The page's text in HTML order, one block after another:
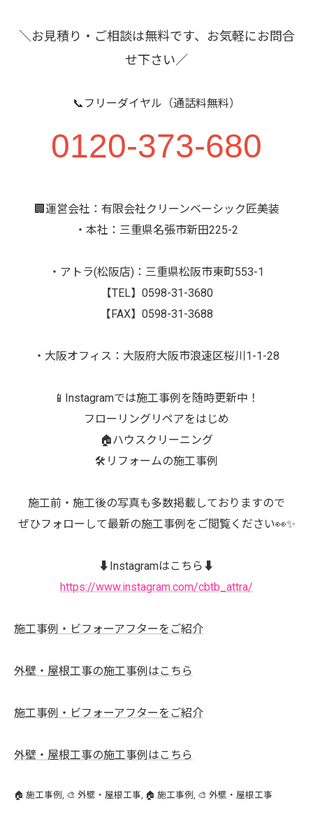
＼お見積り・ご相談は無料です、お気軽にお問合
せ下さい／
📞フリーダイヤル（通話料無料）
0120-373-680
🏢運営会社：有限会社クリーンベーシック匠美装
・本社：三重県名張市新田225-2
・アトラ(松阪店)：三重県松阪市東町553-1
【TEL】0598-31-3680
【FAX】0598-31-3688
・大阪オフィス：大阪府大阪市浪速区桜川1-1-28
📱Instagramでは施工事例を随時更新中！
フローリングリペアをはじめ
🏠ハウスクリーニング
🛠️リフォームの施工事例
施工前・施工後の写真も多数掲載しておりますので
ぜひフォローして最新の施工事例をご閲覧ください👀✨
⬇️Instagramはこちら⬇️
https://www.instagram.com/cbtb_attra/
施工事例・ビフォーアフターをご紹介
外壁・屋根工事の施工事例はこちら
施工事例・ビフォーアフターをご紹介
外壁・屋根工事の施工事例はこちら
🏠 施工事例 🎨 外壁・屋根工事 🏠 施工事例 🎨 外壁・屋根工事